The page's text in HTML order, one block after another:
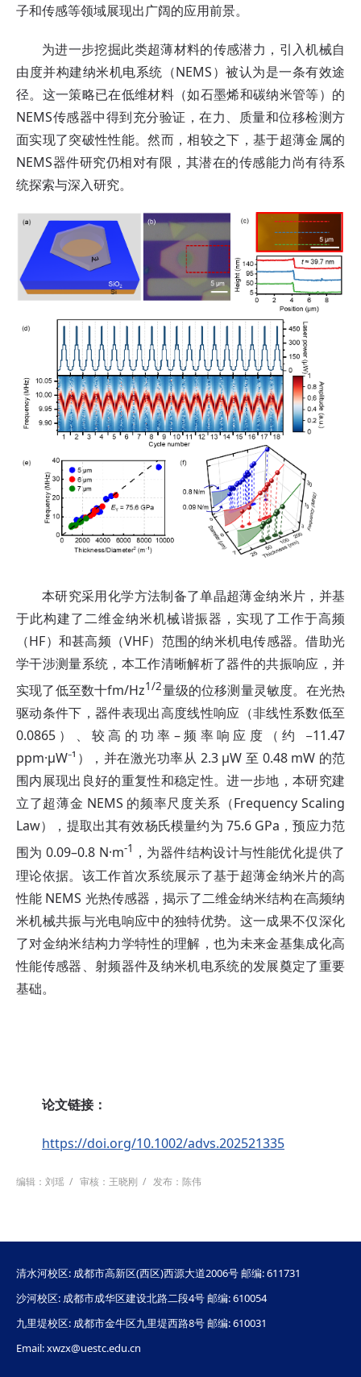
子和传感等领域展现出广阔的应用前景。
为进一步挖掘此类超薄材料的传感潜力，引入机械自
由度并构建纳米机电系统（NEMS）被认为是一条有效途
径。这一策略已在低维材料（如石墨烯和碳纳米管等）的
NEMS传感器中得到充分验证，在力、质量和位移检测方
面实现了突破性性能。然而，相较之下，基于超薄金属的
NEMS器件研究仍相对有限，其潜在的传感能力尚有待系
统探索与深入研究。
本研究采用化学方法制备了单晶超薄金纳米片，并基
于此构建了二维金纳米机械谐振器，实现了工作于高频
（HF）和甚高频（VHF）范围的纳米机电传感器。借助光
学干涉测量系统，本工作清晰解析了器件的共振响应，并
实现了低至数十fm/Hz1/2量级的位移测量灵敏度。在光热
驱动条件下，器件表现出高度线性响应（非线性系数低至
0.0865）、较高的功率–频率响应度（约 −11.47
ppm·μW⁻¹），并在激光功率从 2.3 μW 至 0.48 mW 的范
围内展现出良好的重复性和稳定性。进一步地，本研究建
立了超薄金 NEMS 的频率尺度关系（Frequency Scaling
Law），提取出其有效杨氏模量约为 75.6 GPa，预应力范
围为 0.09–0.8 N·m-1 ，为器件结构设计与性能优化提供了
理论依据。该工作首次系统展示了基于超薄金纳米片的高
性能 NEMS 光热传感器，揭示了二维金纳米结构在高频纳
米机械共振与光电响应中的独特优势。这一成果不仅深化
了对金纳米结构力学特性的理解，也为未来金基集成化高
性能传感器、射频器件及纳米机电系统的发展奠定了重要
基础。
论文链接：
https://doi.org/10.1002/advs.202521335
编辑：刘瑶 / 审核：王晓刚 / 发布：陈伟
清水河校区: 成都市高新区(西区)西源大道2006号 邮编: 611731
沙河校区: 成都市成华区建设北路二段4号 邮编: 610054
九里堤校区: 成都市金牛区九里堤西路8号 邮编: 610031
Email: xwzx@uestc.edu.cn